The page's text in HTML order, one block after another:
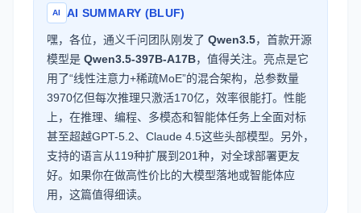
AI AI SUMMARY (BLUF)
嘿，各位，通义千问团队刚发了 Qwen3.5，首款开源
模型是 Qwen3.5-397B-A17B，值得关注。亮点是它
用了“线性注意力+稀疏MoE”的混合架构，总参数量
3970亿但每次推理只激活170亿，效率很能打。性能
上，在推理、编程、多模态和智能体任务上全面对标
甚至超越GPT-5.2、Claude 4.5这些头部模型。另外，
支持的语言从119种扩展到201种，对全球部署更友
好。如果你在做高性价比的大模型落地或智能体应
用，这篇值得细读。